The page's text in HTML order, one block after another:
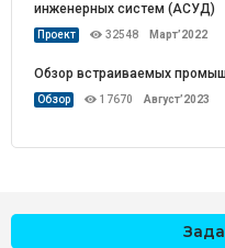
инженерных систем (АСУД)
Проект 32548 Март’2022
Обзор встраиваемых
Обзор 17670 Август’2023